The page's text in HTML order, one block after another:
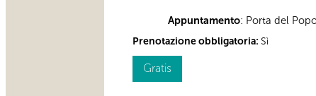
Appuntamento: Porta del
Prenotazione obbligatoria: Sì
Gratis